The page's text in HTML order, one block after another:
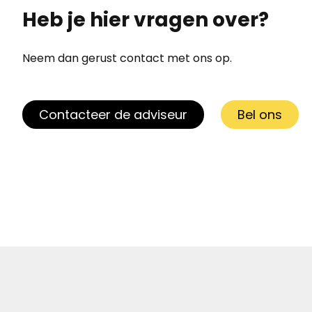
Heb je hier vragen over?
Neem dan gerust contact met ons op.
Contacteer de adviseur Bel ons